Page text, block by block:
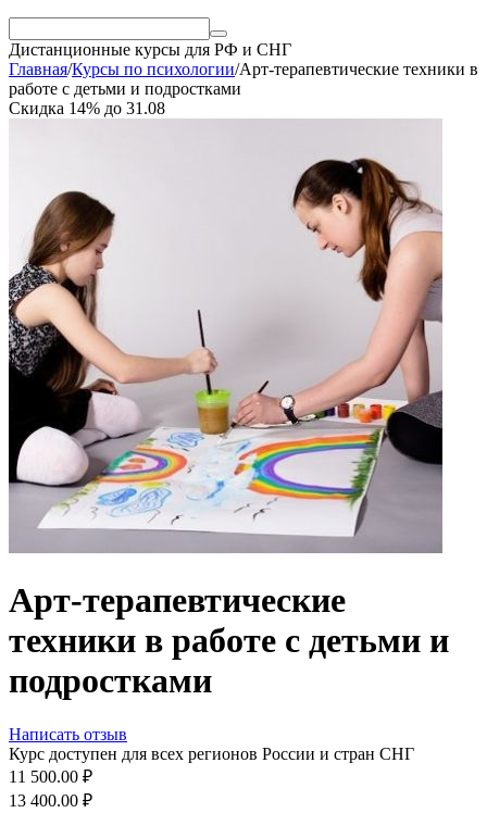
Дистанционные курсы для РФ и СНГ
Главная/Курсы по психологии/Арт-терапевтические техники в
работе с детьми и подростками
Скидка 14% до 31.08
Арт-терапевтические
техники в работе с детьми и
подростками
Написать отзыв
Курс доступен для всех регионов России и стран СНГ
11 500.00 ₽
13 400.00 ₽